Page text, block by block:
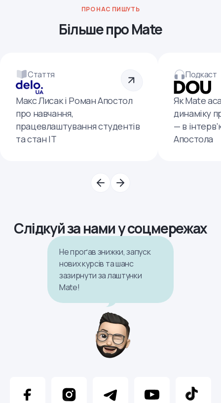
ПРО НАС ПИШУТЬ
Більше про Mate
Стаття
Макс Лисак і Роман Апостол
про навчання,
працевлаштування студентів
та стан ІТ
Подкаст
Як Mate
динаміку
— в
Апостола
Слідкуй за нами у соцмережах
Не проґав знижки, запуск
нових курсів та шанс
зазирнути за лаштунки
Mate!